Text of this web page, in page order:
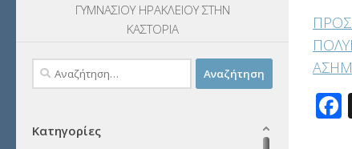
ΓΥΜΝΑΣΙΟΥ ΗΡΑΚΛΕΙΟΥ ΣΤΗΝ
ΚΑΣΤΟΡΙΑ
Αναζήτηση
για:
Κατηγορίες